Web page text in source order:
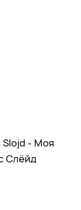
Slojd - Моя
Слёйд